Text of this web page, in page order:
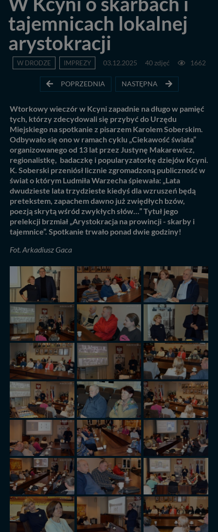
tajemnicach lokalnej
arystokracji
W DRODZE IMPREZY 03.12.2025 40 zdjęć 1662
POPRZEDNIA NASTĘPNA
Wtorkowy wieczór w Kcyni zapadnie na długo w pamięć
tych, którzy zdecydowali się przybyć do Urzędu
Miejskiego na spotkanie z pisarzem Karolem Soberskim.
Odbywało się ono w ramach cyklu „Ciekawość świata”
organizowanego od 13 lat przez Justynę Makarewicz,
regionalistkę, badaczkę i popularyzatorkę dziejów Kcyni.
K. Soberski przeniósł licznie zgromadzoną publiczność w
świat o którym Ludmiła Warzecha śpiewała: „Lata
dwudzieste lata trzydzieste kiedyś dla wzruszeń będą
pretekstem, zapachem dawno już zwiędłych bzów,
poezją skrytą wśród zwykłych słów…” Tytuł jego
prelekcji brzmiał „Arystokracja na prowincji - skarby i
tajemnice”. Spotkanie trwało ponad dwie godziny!
Fot. Arkadiusz Gaca